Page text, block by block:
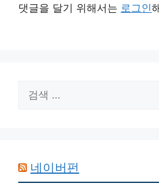
댓글을 달기 위해서는 로그인
색:
네이버펀